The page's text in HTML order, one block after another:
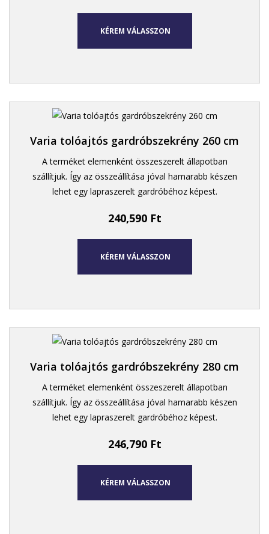
KÉREM VÁLASSZON
Varia tolóajtós gardróbszekrény 260 cm
A terméket elemenként összeszerelt állapotban
szállítjuk. Így az összeállítása jóval hamarabb készen
lehet egy lapraszerelt gardróbéhoz képest.
240,590 Ft
KÉREM VÁLASSZON
Varia tolóajtós gardróbszekrény 280 cm
A terméket elemenként összeszerelt állapotban
szállítjuk. Így az összeállítása jóval hamarabb készen
lehet egy lapraszerelt gardróbéhoz képest.
246,790 Ft
KÉREM VÁLASSZON